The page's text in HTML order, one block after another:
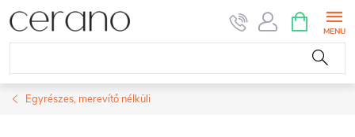
Ugrás
KOSÁR
Egyrészes, merevítő nélküli